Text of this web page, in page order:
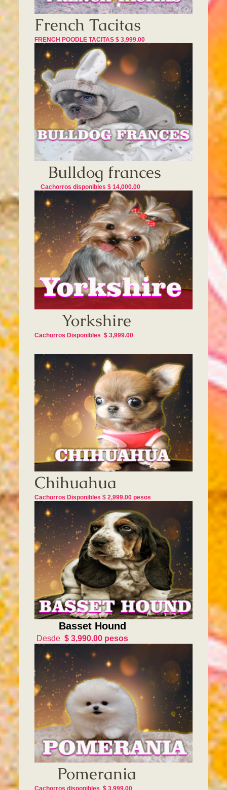
French Tacitas
FRENCH POODLE TACITAS $ 3,999.00
Bulldog frances
Cachorros disponibles $ 14,000.00
Yorkshire
Cachorros Disponibles $ 3,999.00
Chihuahua
Cachorros Disponibles $ 2,999.00 pesos
Basset Hound
Desde $ 3,990.00 pesos
Pomerania
Cachorros disponibles $ 3,999.00